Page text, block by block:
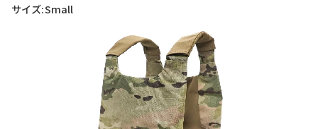
サイズ:Small